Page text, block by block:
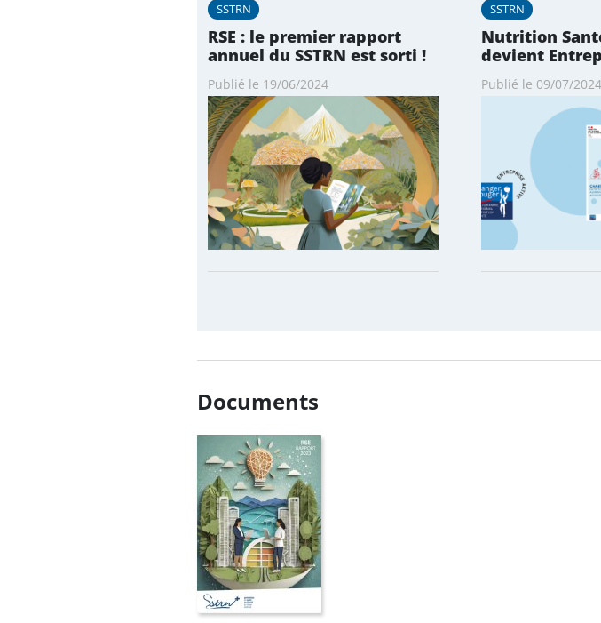
SSTRN
RSE : le premier rapport
annuel du SSTRN est sorti !
Publié le 19/06/2024
SSTRN
Nutrition
devient
Publié le 09/07/2024
Documents